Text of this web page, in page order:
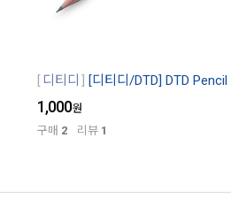
디티디 [디티디/DTD] DTD Pencil
1,000원
구매 2 리뷰 1